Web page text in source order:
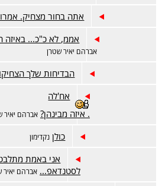
אתה בחור מצחיק.
אממ, לא כ"כ...
אברהם יאיר שטרן
הבדיחות שלך
אח'לה
. איזה מבינהן? אברהם יאיר
כולן נקדימון
אני באמת מתלבט
לסטנדאפ... אברהם יאיר